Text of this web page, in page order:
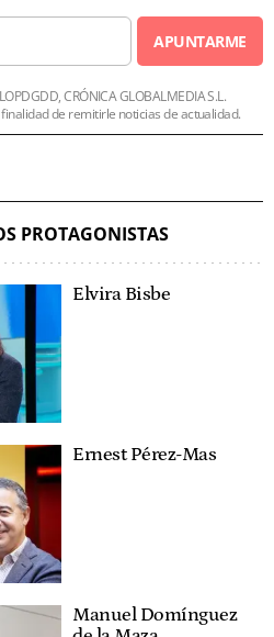
APUNTARME
CRÓNICA GLOBALMEDIA S.L.
de remitirle noticias de actualidad.
PROTAGONISTAS
Elvira Bisbe
Ernest Pérez-Mas
Manuel Domínguez